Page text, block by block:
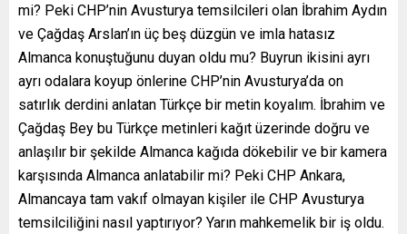
mi? Peki CHP’nin Avusturya temsilcileri olan İbrahim Aydın
ve Çağdaş Arslan’ın üç beş düzgün ve imla hatasız
Almanca konuştuğunu duyan oldu mu? Buyrun ikisini ayrı
ayrı odalara koyup önlerine CHP’nin Avusturya’da on
satırlık derdini anlatan Türkçe bir metin koyalım. İbrahim ve
Çağdaş Bey bu Türkçe metinleri kağıt üzerinde doğru ve
anlaşılır bir şekilde Almanca kağıda dökebilir ve bir kamera
karşısında Almanca anlatabilir mi? Peki CHP Ankara,
Almancaya tam vakıf olmayan kişiler ile CHP Avusturya
temsilciliğini nasıl yaptırıyor? Yarın mahkemelik bir iş oldu.